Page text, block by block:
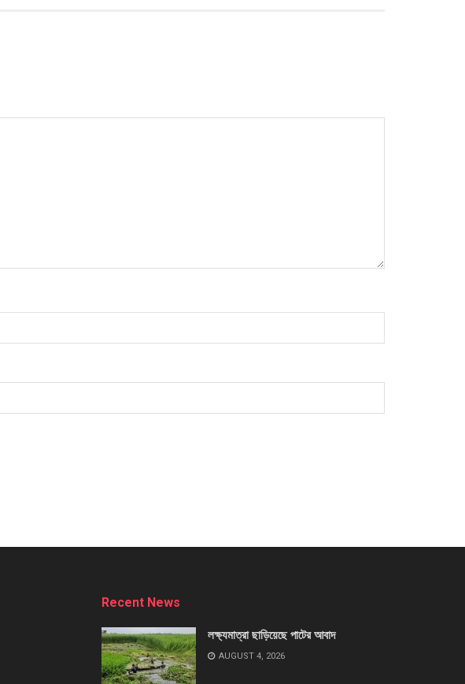
Recent News
লক্ষ্যমাত্রা ছাড়িয়েছে পাটের আবাদ
AUGUST 4, 2026